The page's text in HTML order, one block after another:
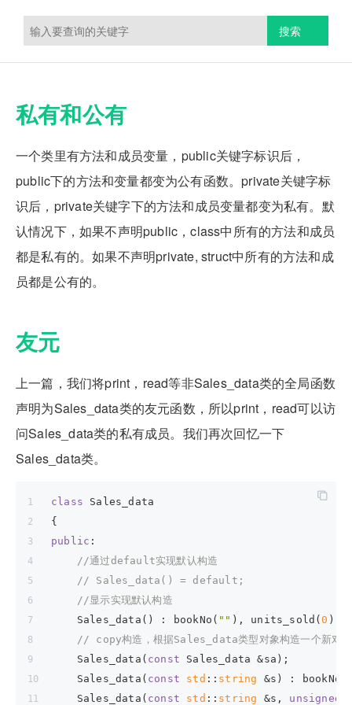
搜索
私有和公有
一个类里有方法和成员变量，public关键字标识后，
public下的方法和变量都变为公有函数。private关键字标
识后，private关键字下的方法和成员变量都变为私有。默
认情况下，如果不声明public，class中所有的方法和成员
都是私有的。如果不声明private, struct中所有的方法和成
员都是公有的。
友元
上一篇，我们将print，read等非Sales_data类的全局函数
声明为Sales_data类的友元函数，所以print，read可以访
问Sales_data类的私有成员。我们再次回忆一下
Sales_data类。
class Sales_data
{
public :
//通过default实现默认构造
// Sales_data() = default;
//显示实现默认构造
    Sales_data() : bookNo(
"" ), units_sold(0 ),
// copy构造，根据Sales_data类型对象构造一个新对象
    Sales_data(
const Sales_data &sa);
    Sales_data(
const std :: string &s) :
    Sales_data(
const std :: string &s, unsigned